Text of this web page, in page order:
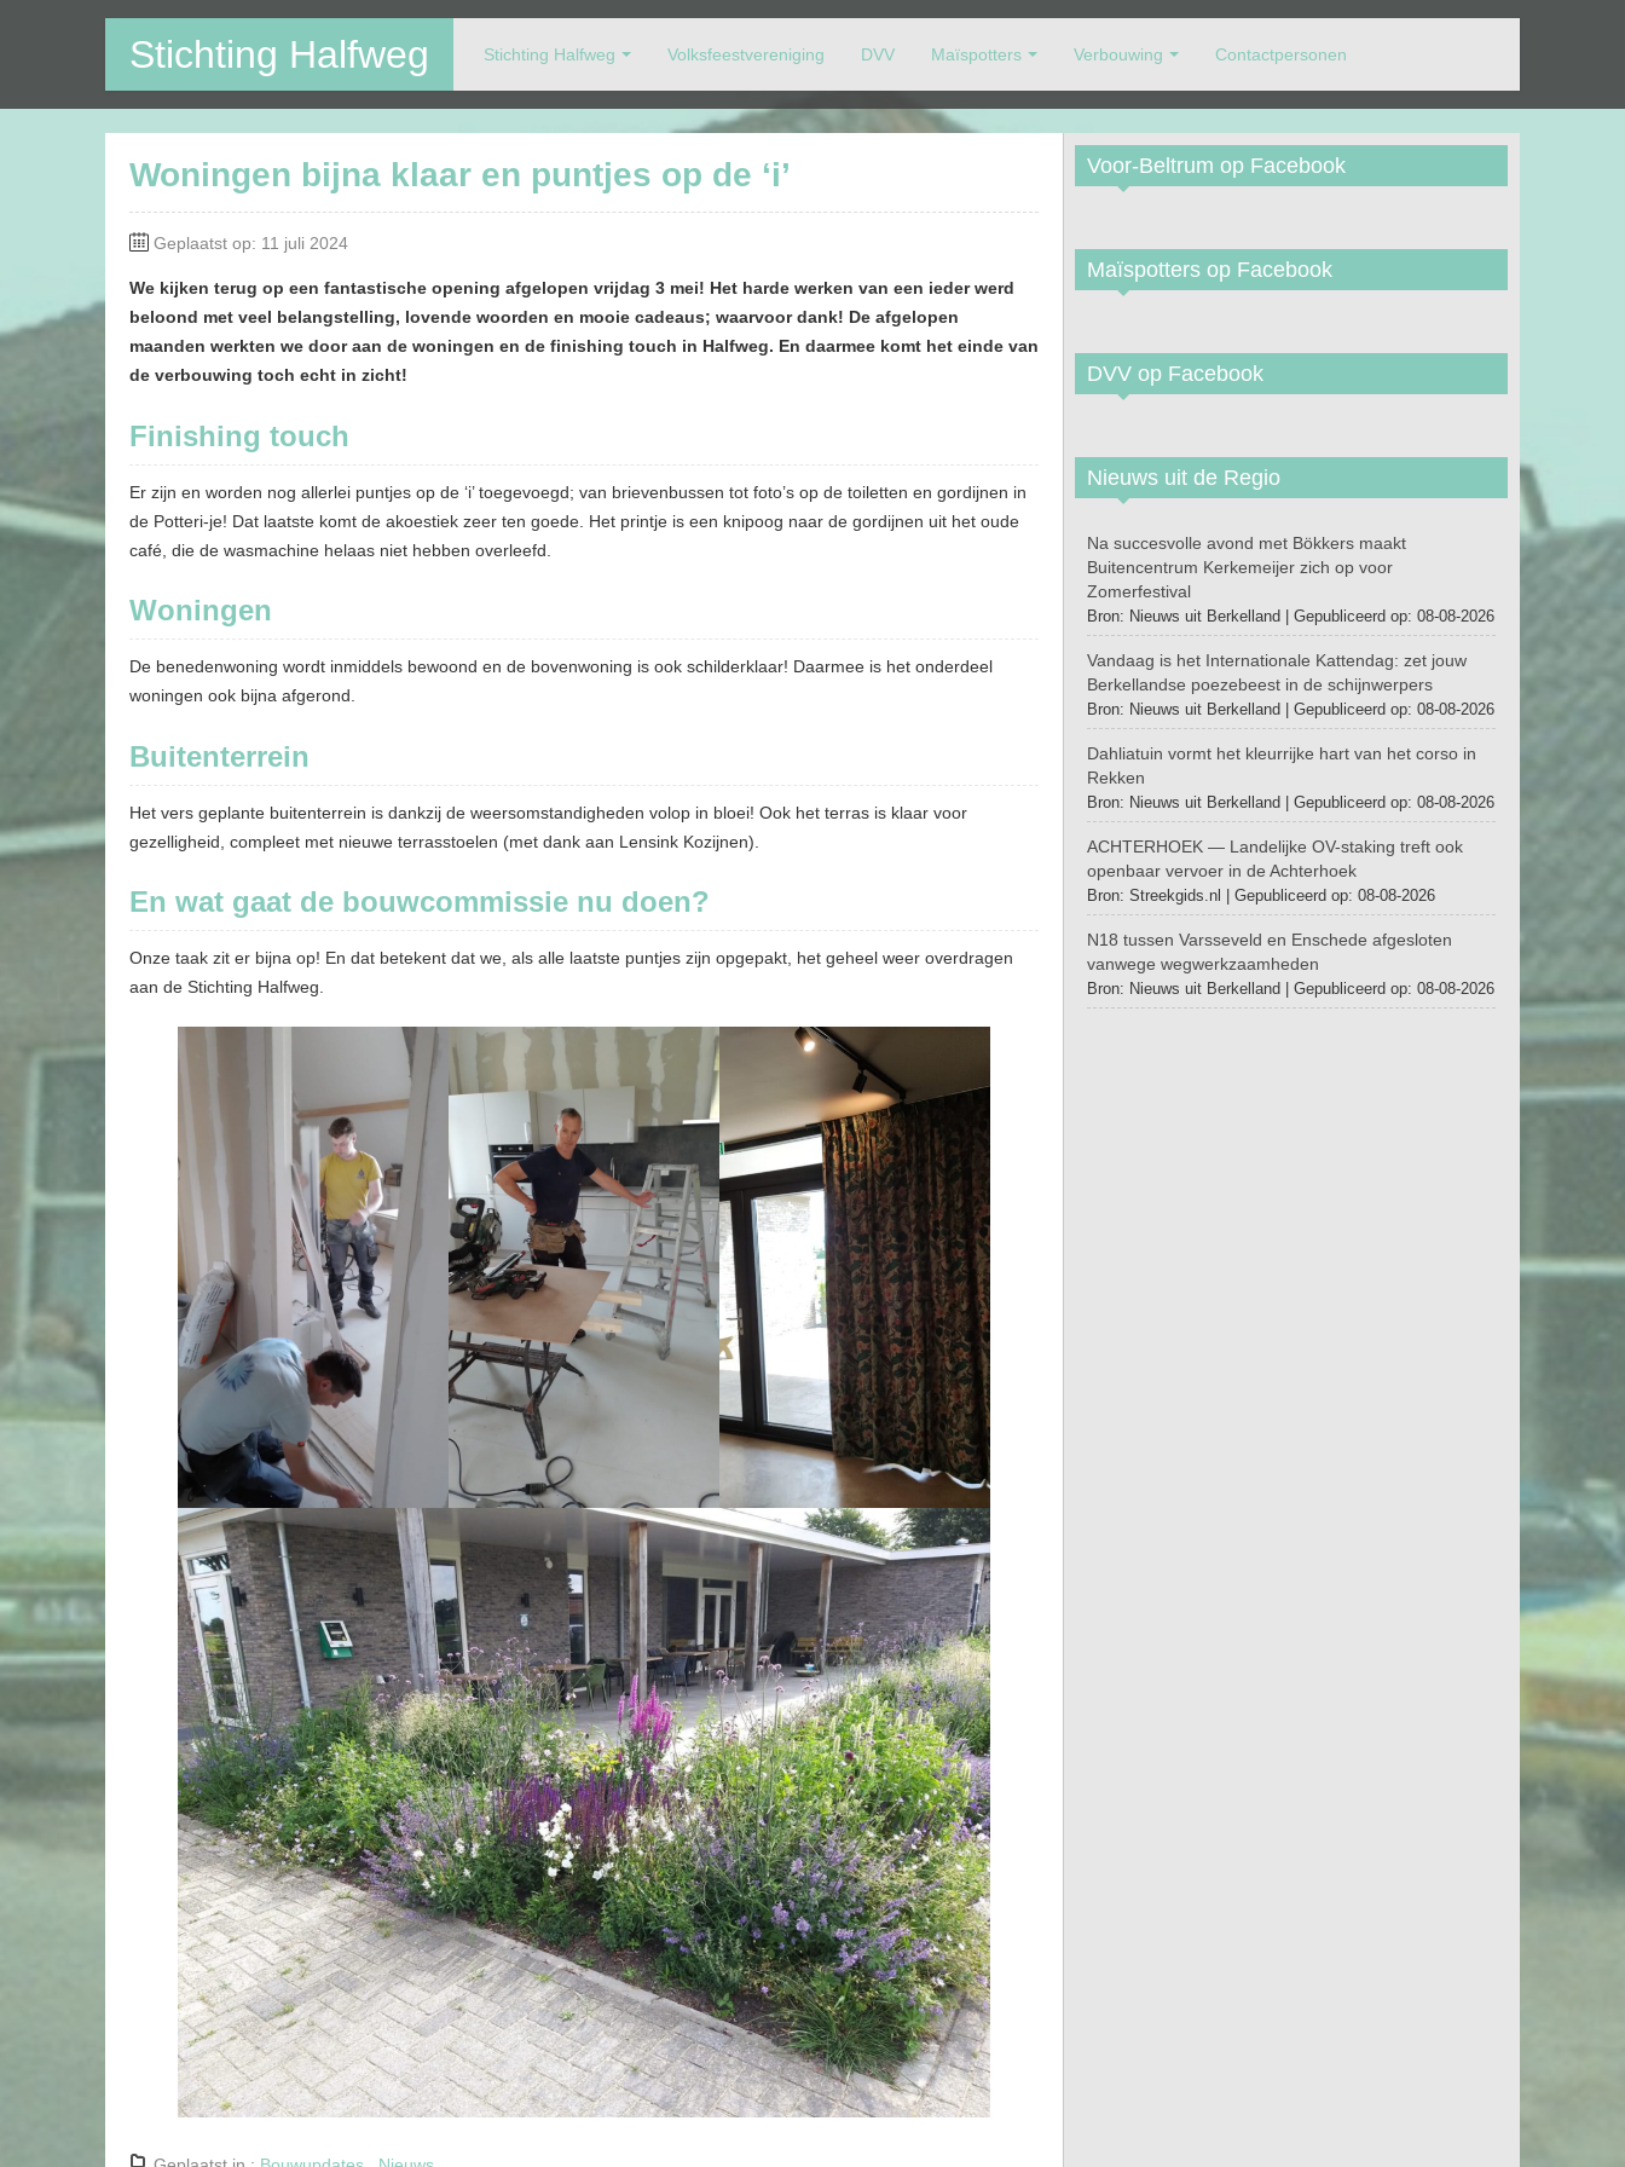
Stichting Halfweg Stichting Halfweg Volksfeestvereniging DVV Maïspotters Verbouwing Contactpersonen
Op deze website kunt u alle activiteiten in en rondom Voor-Beltrum op de voet volgen.
Woningen bijna klaar en puntjes op de ‘i’
Geplaatst op: 11 juli 2024
We kijken terug op een fantastische opening afgelopen vrijdag 3 mei! Het harde werken van een ieder werd
beloond met veel belangstelling, lovende woorden en mooie cadeaus; waarvoor dank! De afgelopen
maanden werkten we door aan de woningen en de finishing touch in Halfweg. En daarmee komt het einde van
de verbouwing toch echt in zicht!
Finishing touch
Er zijn en worden nog allerlei puntjes op de ‘i’ toegevoegd; van brievenbussen tot foto’s op de toiletten en gordijnen in
de Potteri-je! Dat laatste komt de akoestiek zeer ten goede. Het printje is een knipoog naar de gordijnen uit het oude
café, die de wasmachine helaas niet hebben overleefd.
Woningen
De benedenwoning wordt inmiddels bewoond en de bovenwoning is ook schilderklaar! Daarmee is het onderdeel
woningen ook bijna afgerond.
Buitenterrein
Het vers geplante buitenterrein is dankzij de weersomstandigheden volop in bloei! Ook het terras is klaar voor
gezelligheid, compleet met nieuwe terrasstoelen (met dank aan Lensink Kozijnen).
En wat gaat de bouwcommissie nu doen?
Onze taak zit er bijna op! En dat betekent dat we, als alle laatste puntjes zijn opgepakt, het geheel weer overdragen
aan de Stichting Halfweg.
Voor-Beltrum op Facebook
Maïspotters op Facebook
DVV op Facebook
Nieuws uit de Regio
Na succesvolle avond met Bökkers maakt
Buitencentrum Kerkemeijer zich op voor
Zomerfestival
Bron: Nieuws uit Berkelland Gepubliceerd op: 08-08-2026
Vandaag is het Internationale Kattendag: zet jouw
Berkellandse poezebeest in de schijnwerpers
Bron: Nieuws uit Berkelland Gepubliceerd op: 08-08-2026
Dahliatuin vormt het kleurrijke hart van het corso in
Rekken
Bron: Nieuws uit Berkelland Gepubliceerd op: 08-08-2026
ACHTERHOEK — Landelijke OV-staking treft ook
openbaar vervoer in de Achterhoek
Bron: Streekgids.nl Gepubliceerd op: 08-08-2026
N18 tussen Varsseveld en Enschede afgesloten
vanwege wegwerkzaamheden
Bron: Nieuws uit Berkelland Gepubliceerd op: 08-08-2026